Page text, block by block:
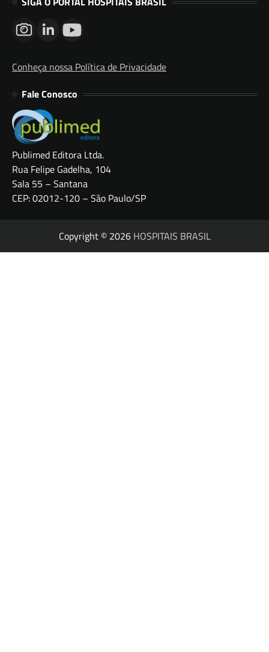
Conheça nossa Política de Privacidade
Fale Conosco
Publimed Editora Ltda.
Rua Felipe Gadelha, 104
Sala 55 – Santana
CEP: 02012-120 – São Paulo/SP
Copyright © 2026 HOSPITAIS BRASIL